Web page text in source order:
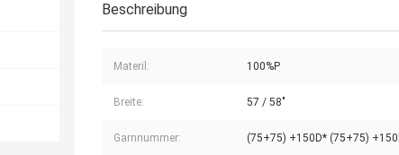
Beschreibung
Materil: 100%P
Breite: 57 / 58"
Garnnummer: (75+75) +150D* (75+75)